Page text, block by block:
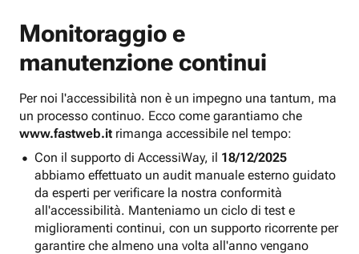
Monitoraggio e
manutenzione continui
Per noi l'accessibilità non è un impegno una tantum, ma
un processo continuo. Ecco come garantiamo che
www.fastweb.it rimanga accessibile nel tempo:
Con il supporto di AccessiWay, il 18/12/2025
abbiamo effettuato un audit manuale esterno guidato
da esperti per verificare la nostra conformità
all'accessibilità. Manteniamo un ciclo di test e
miglioramenti continui, con un supporto ricorrente per
garantire che almeno una volta all'anno vengano